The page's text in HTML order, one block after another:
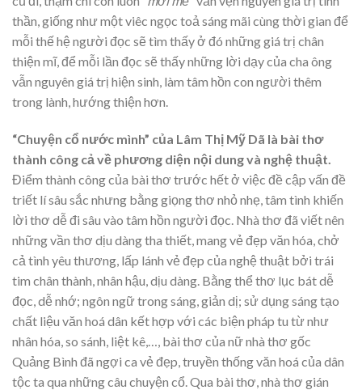
thần, giống như một viêc ngọc toả sáng mãi cùng thời gian để
mỗi thế hệ người đọc sẽ tìm thấy ở đó những giá trị chân
thiện mĩ, để mỗi lần đọc sẽ thấy những lời dạy của cha ông
vẫn nguyên giá trị hiện sinh, làm tâm hồn con người thêm
trong lành, hướng thiện hơn.
“Chuyện cổ nước mình” của Lâm Thị Mỹ Dã là bài thơ
thành công cả về phương diện nội dung và nghệ thuật.
Điểm thành công của bài thơ trước hết ở việc đề cập vấn đề
triết lí sâu sắc nhưng bằng giọng thơ nhỏ nhẹ, tâm tình khiến
lời thơ dễ đi sâu vào tâm hồn người đọc. Nhà thơ đã viết nên
những vần thơ dịu dàng tha thiết, mang vẻ đẹp văn hóa, chở
cả tình yêu thương, lấp lánh vẻ đẹp của nghệ thuật bởi trái
tim chân thành, nhân hậu, dịu dàng. Bằng thể thơ lục bát dễ
đọc, dễ nhớ; ngôn ngữ trong sáng, giản dị; sử dụng sáng tạo
chất liệu văn hoá dân kết hợp với các biện pháp tu từ như
nhân hóa, so sánh, liệt kê,…, bài thơ của nữ nhà thơ gốc
Quảng Bình đã ngợi ca vẻ đẹp, truyền thống văn hoá của dân
tộc ta qua những câu chuyện cổ. Qua bài thơ, nhà thơ gián